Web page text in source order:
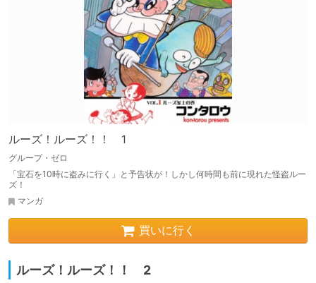
ルーズ！ルーズ！！ 1
グループ・ゼロ
「宝石を10時に盗みに行く」と予告状が！しかし何時間も前に現れた怪盗ルー
ズ！
マンガ
買いに行く
ルーズ！ルーズ！！ 2